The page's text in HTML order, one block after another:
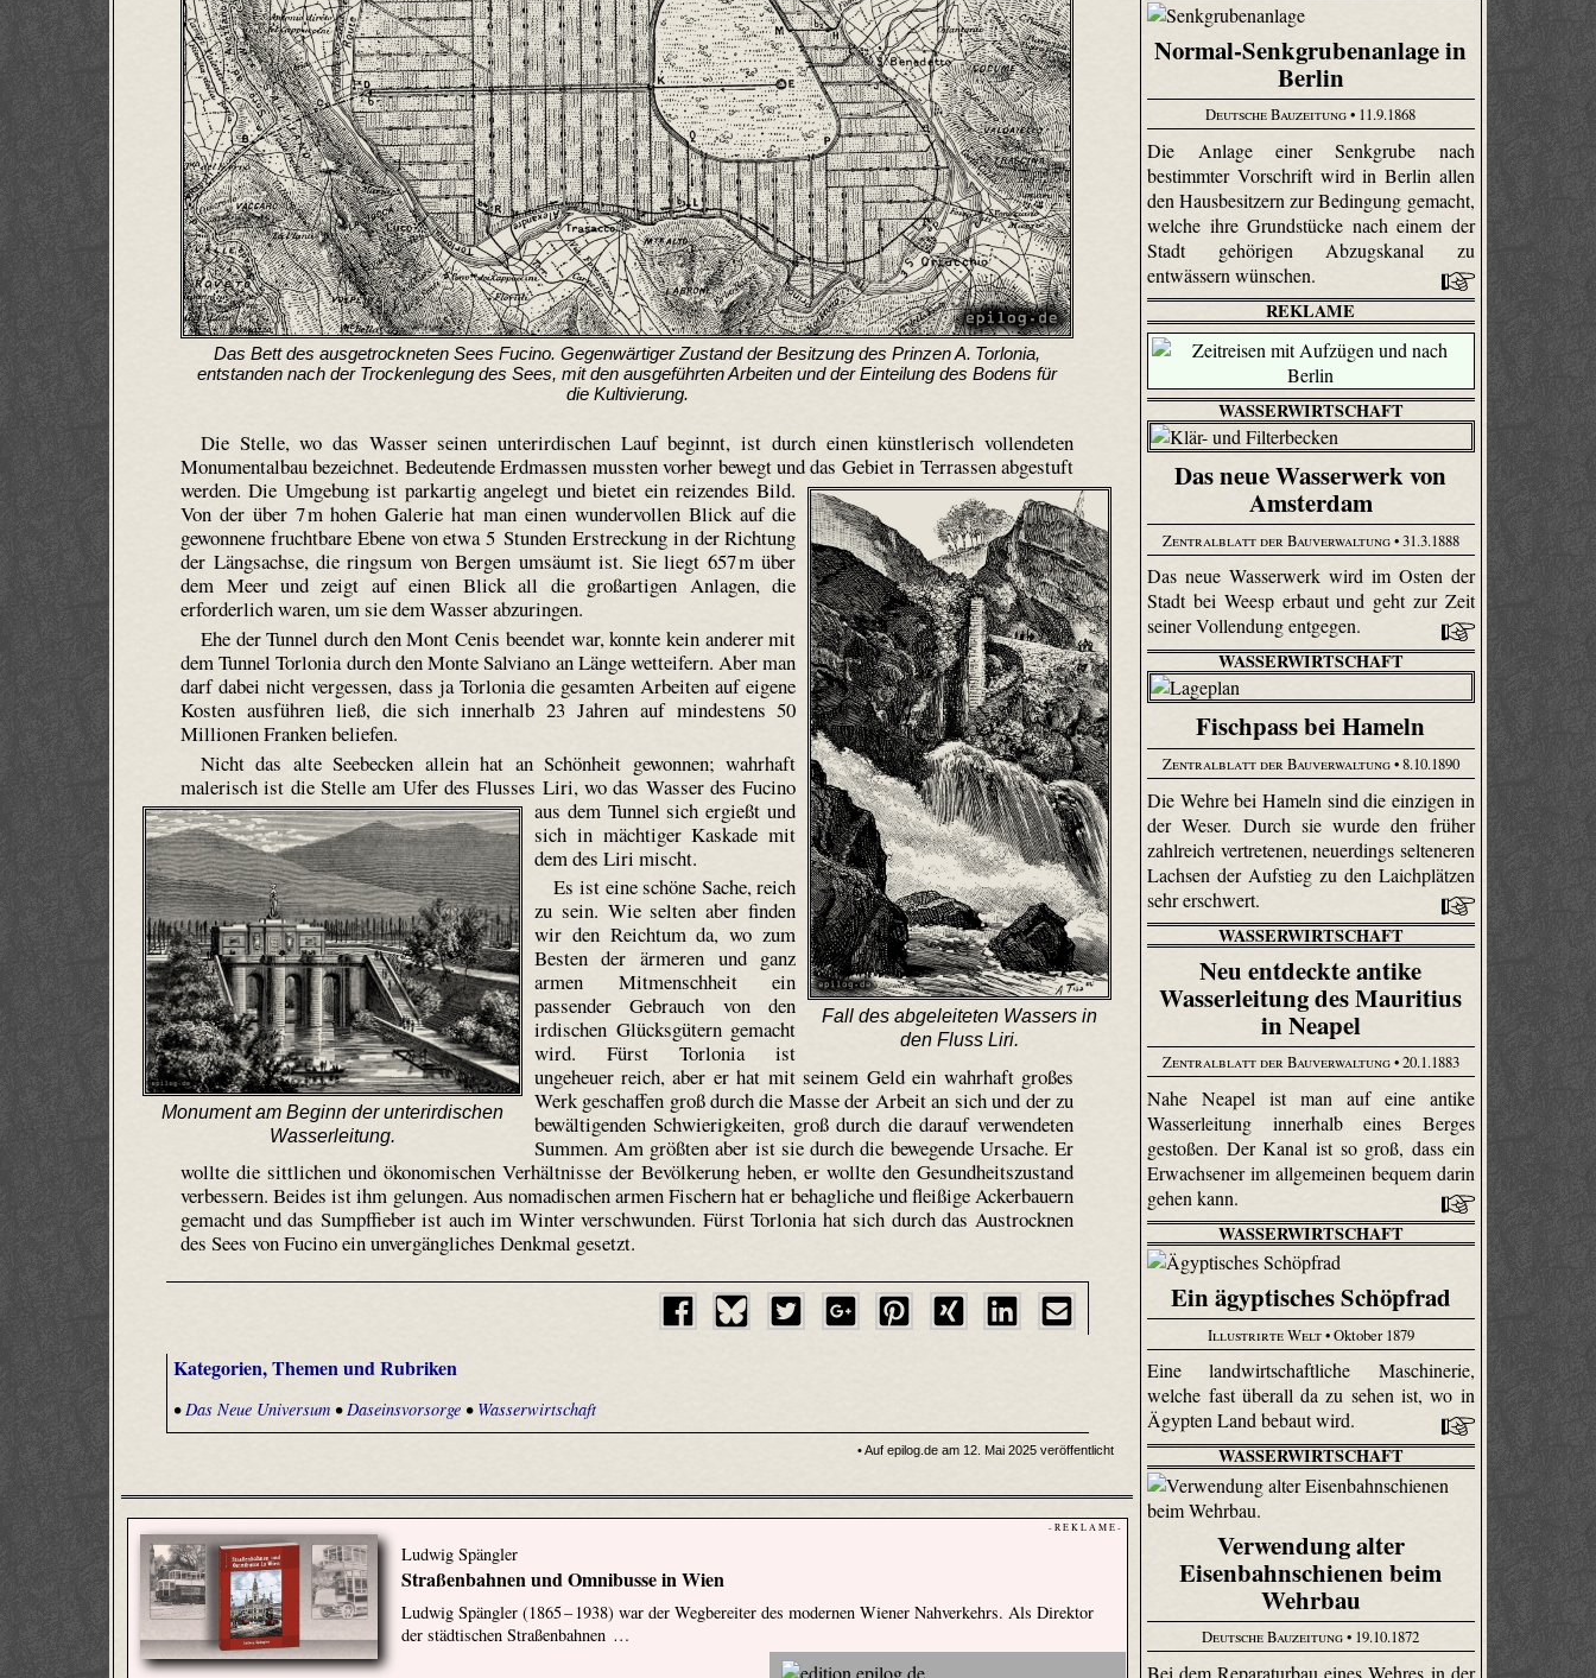
Das Bett des ausgetrockneten Sees Fucino. Gegenwärtiger Zustand der Besitzung des Prinzen A. Torlonia,
entstanden nach der Trockenlegung des Sees, mit den ausgeführten Arbeiten und der Einteilung des Bodens für
die Kultivierung.
Die Stelle, wo das Wasser seinen unterirdischen Lauf beginnt, ist durch einen künstlerisch vollendeten
Monumentalbau bezeichnet. Bedeutende Erdmassen mussten vorher bewegt und das Gebiet in Terrassen abgestuft
werden.
Fall des abgeleiteten Wassers in
den Fluss Liri.
Die Umgebung ist parkartig angelegt und bietet ein reizendes Bild.
Von der über 7 m hohen Galerie hat man einen wundervollen Blick auf die
gewonnene fruchtbare Ebene von etwa 5 Stunden Erstreckung in der Richtung
der Längsachse, die ringsum von Bergen umsäumt ist. Sie liegt 657 m über
dem Meer und zeigt auf einen Blick all die großartigen Anlagen, die
erforderlich waren, um sie dem Wasser abzuringen.
Ehe der Tunnel durch den Mont Cenis beendet war, konnte kein anderer mit
dem Tunnel Torlonia durch den Monte Salviano an Länge wetteifern. Aber man
darf dabei nicht vergessen, dass ja Torlonia die gesamten Arbeiten auf eigene
Kosten ausführen ließ, die sich innerhalb 23 Jahren auf mindestens 50
Millionen Franken beliefen.
Nicht das alte Seebecken allein hat an Schönheit gewonnen; wahrhaft
malerisch ist die Stelle am Ufer des Flusses Liri,
Monument am Beginn der unterirdischen
Wasserleitung.
wo das Wasser des Fucino
aus dem Tunnel sich ergießt und
sich in mächtiger Kaskade mit
dem des Liri mischt.
Es ist eine schöne Sache, reich
zu sein. Wie selten aber finden
wir den Reichtum da, wo zum
Besten der ärmeren und ganz
armen Mitmenschheit ein
passender Gebrauch von den
irdischen Glücksgütern gemacht
wird. Fürst Torlonia ist
ungeheuer reich, aber er hat mit seinem Geld ein wahrhaft großes
Werk geschaffen groß durch die Masse der Arbeit an sich und der zu
bewältigenden Schwierigkeiten, groß durch die darauf verwendeten
Summen. Am größten aber ist sie durch die bewegende Ursache. Er
wollte die sittlichen und ökonomischen Verhältnisse der Bevölkerung heben, er wollte den Gesundheitszustand
verbessern. Beides ist ihm gelungen. Aus nomadischen armen Fischern hat er behagliche und fleißige Ackerbauern
gemacht und das Sumpffieber ist auch im Winter verschwunden. Fürst Torlonia hat sich durch das Austrocknen
des Sees von Fucino ein unvergängliches Denkmal gesetzt.
Kategorien, Themen und Rubriken
•Das Neue Universum •Daseinsvorsorge • Wasserwirtschaft
• Auf epilog.de am 12. Mai 2025 veröffentlicht
- R E K L A M E -
Ludwig Spängler
Straßenbahnen und Omnibusse in Wien
Ludwig Spängler (1865 – 1938) war der Wegbereiter des modernen Wiener Nahverkehrs. Als Direktor
der städtischen Straßenbahnen …
Normal-Senkgrubenanlage in
Berlin
Deutsche Bauzeitung• 11.9.1868
Die Anlage einer Senkgrube nach
bestimmter Vorschrift wird in Berlin allen
den Hausbesitzern zur Bedingung gemacht,
welche ihre Grundstücke nach einem der
Stadt gehörigen Abzugskanal zu
entwässern wünschen.
REKLAME
WASSERWIRTSCHAFT
Das neue Wasserwerk von
Amsterdam
Zentralblatt der Bauverwaltung• 31.3.1888
Das neue Wasserwerk wird im Osten der
Stadt bei Weesp erbaut und geht zur Zeit
seiner Vollendung entgegen.
WASSERWIRTSCHAFT
Fischpass bei Hameln
Zentralblatt der Bauverwaltung• 8.10.1890
Die Wehre bei Hameln sind die einzigen in
der Weser. Durch sie wurde den früher
zahlreich vertretenen, neuerdings selteneren
Lachsen der Aufstieg zu den Laichplätzen
sehr erschwert.
WASSERWIRTSCHAFT
Neu entdeckte antike
Wasserleitung des Mauritius
in Neapel
Zentralblatt der Bauverwaltung• 20.1.1883
Nahe Neapel ist man auf eine antike
Wasserleitung innerhalb eines Berges
gestoßen. Der Kanal ist so groß, dass ein
Erwachsener im allgemeinen bequem darin
gehen kann.
WASSERWIRTSCHAFT
Ein ägyptisches Schöpfrad
Illustrirte Welt• Oktober 1879
Eine landwirtschaftliche Maschinerie,
welche fast überall da zu sehen ist, wo in
Ägypten Land bebaut wird.
WASSERWIRTSCHAFT
Verwendung alter
Eisenbahnschienen beim
Wehrbau
Deutsche Bauzeitung• 19.10.1872
Bei dem Reparaturbau eines Wehres in der